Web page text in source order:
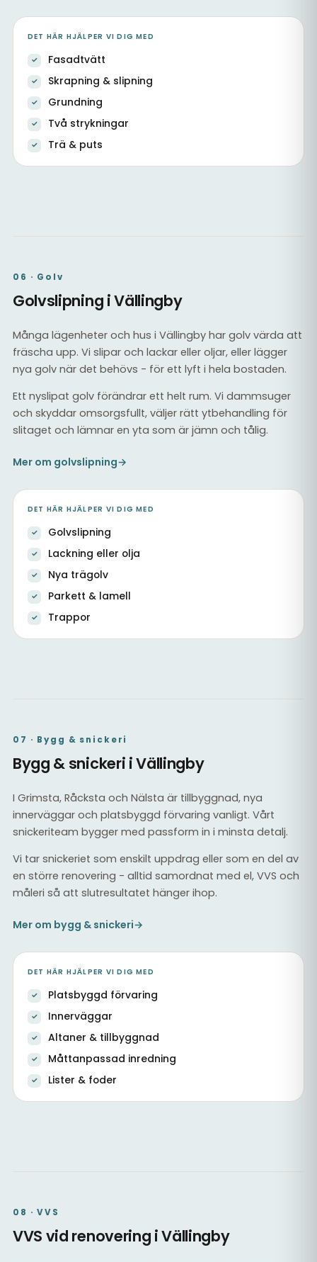
DET HÄR HJÄLPER VI DIG MED
Fasadtvätt
Skrapning & slipning
Grundning
Två strykningar
Trä & puts
Fasad, dörrar & fönster
06 · Golv
Golvslipning i Vällingby
Många lägenheter och hus i Vällingby har golv värda att
fräscha upp. Vi slipar och lackar eller oljar, eller lägger
nya golv när det behövs - för ett lyft i hela bostaden.
Ett nyslipat golv förändrar ett helt rum. Vi dammsuger
och skyddar omsorgsfullt, väljer rätt ytbehandling för
slitaget och lämnar en yta som är jämn och tålig.
Mer om golvslipning→
DET HÄR HJÄLPER VI DIG MED
Golvslipning
Lackning eller olja
Nya trägolv
Parkett & lamell
Trappor
Slipat och lackat trägolv
07 · Bygg & snickeri
Bygg & snickeri i Vällingby
I Grimsta, Råcksta och Nälsta är tillbyggnad, nya
innerväggar och platsbyggd förvaring vanligt. Vårt
snickeriteam bygger med passform in i minsta detalj.
Vi tar snickeriet som enskilt uppdrag eller som en del av
en större renovering - alltid samordnat med el, VVS och
måleri så att slutresultatet hänger ihop.
Mer om bygg & snickeri→
DET HÄR HJÄLPER VI DIG MED
Platsbyggd förvaring
Innerväggar
Altaner & tillbyggnad
Måttanpassad inredning
Lister & foder
Platsbyggd hall med förvaring
08 · VVS
VVS vid renovering i Vällingby